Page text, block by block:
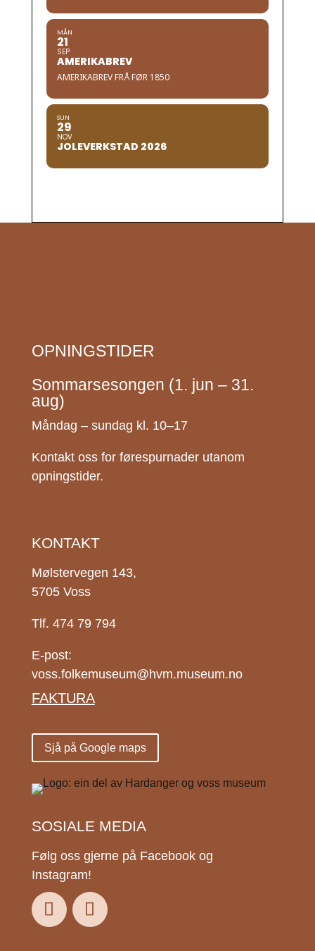
MÅN
21
SEP
AMERIKABREV
AMERIKABREV FRÅ FØR 1850
SUN
29
NOV
JOLEVERKSTAD 2026
OPNINGSTIDER
Sommarsesongen (1. jun – 31.
aug)
Måndag – sundag kl. 10–17
Kontakt oss for førespurnader utanom
opningstider.
KONTAKT
Mølstervegen 143,
5705 Voss
Tlf. 474 79 794
E-post:
voss.folkemuseum@hvm.museum.no
FAKTURA
Sjå på Google maps
SOSIALE MEDIA
Følg oss gjerne på Facebook og
Instagram!